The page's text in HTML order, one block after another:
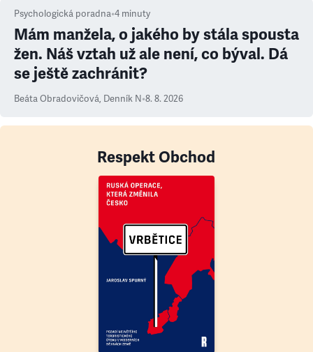
Psychologická poradna•4 minuty
Mám manžela, o jakého by stála spousta
žen. Náš vztah už ale není, co býval. Dá
se ještě zachránit?
Beáta Obradovičová, Denník N•8. 8. 2026
Respekt Obchod